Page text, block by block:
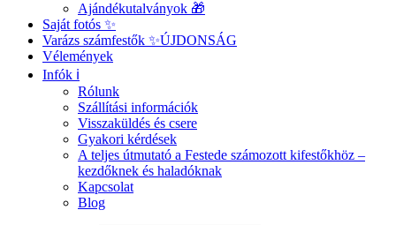
Ajándékutalványok 🎁
Saját fotós ✨
Varázs számfestők ✨ÚJDONSÁG
Vélemények
Infók ℹ️
Rólunk
Szállítási információk
Visszaküldés és csere
Gyakori kérdések
A teljes útmutató a Festede számozott kifestőkhöz –
kezdőknek és haladóknak
Kapcsolat
Blog